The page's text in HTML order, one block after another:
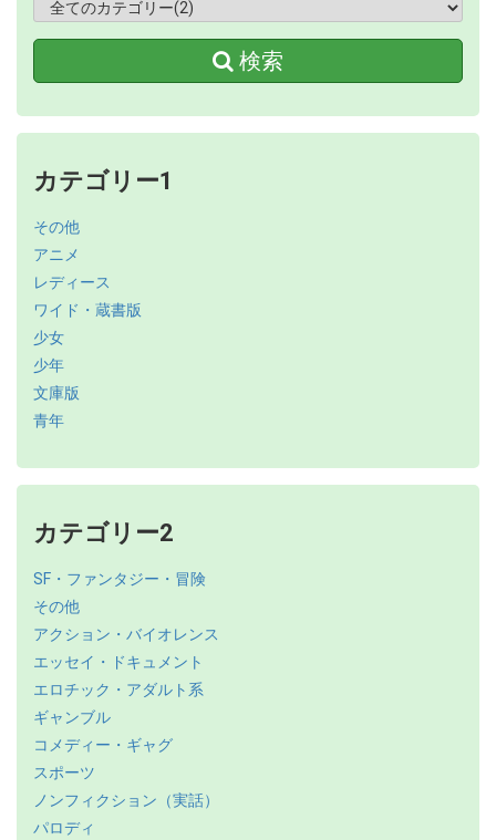
検索
カテゴリー1
その他
アニメ
レディース
ワイド・蔵書版
少女
少年
文庫版
青年
カテゴリー2
SF・ファンタジー・冒険
その他
アクション・バイオレンス
エッセイ・ドキュメント
エロチック・アダルト系
ギャンブル
コメディー・ギャグ
スポーツ
ノンフィクション（実話）
パロディ